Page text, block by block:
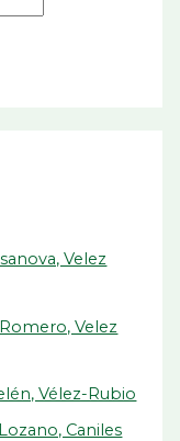
Velez
Velez
Vélez-Rubio
Caniles